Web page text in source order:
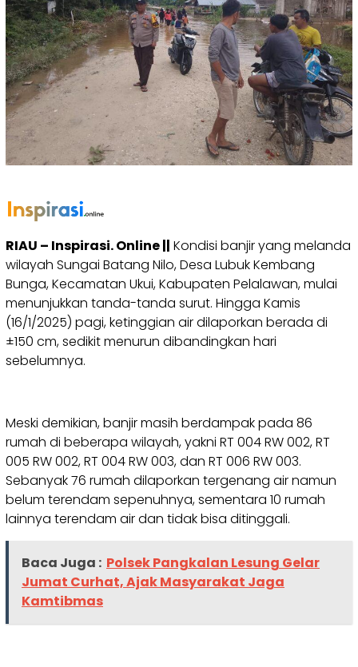
RIAU – Inspirasi. Online || Kondisi banjir yang melanda
wilayah Sungai Batang Nilo, Desa Lubuk Kembang
Bunga, Kecamatan Ukui, Kabupaten Pelalawan, mulai
menunjukkan tanda-tanda surut. Hingga Kamis
(16/1/2025) pagi, ketinggian air dilaporkan berada di
±150 cm, sedikit menurun dibandingkan hari
sebelumnya.
Meski demikian, banjir masih berdampak pada 86
rumah di beberapa wilayah, yakni RT 004 RW 002, RT
005 RW 002, RT 004 RW 003, dan RT 006 RW 003.
Sebanyak 76 rumah dilaporkan tergenang air namun
belum terendam sepenuhnya, sementara 10 rumah
lainnya terendam air dan tidak bisa ditinggali.
Baca Juga : Polsek Pangkalan Lesung Gelar
Jumat Curhat, Ajak Masyarakat Jaga
Kamtibmas